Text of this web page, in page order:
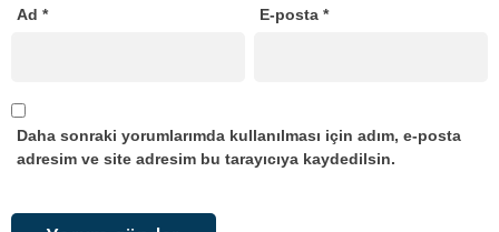
Ad * E-posta*
Daha sonraki yorumlarımda kullanılması için adım, e-posta
adresim ve site adresim bu tarayıcıya kaydedilsin.